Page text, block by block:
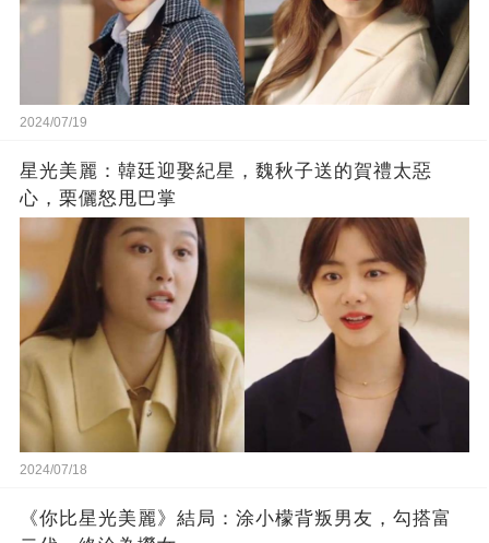
2024/07/19
星光美麗：韓廷迎娶紀星，魏秋子送的賀禮太惡
心，栗儷怒甩巴掌
2024/07/18
《你比星光美麗》結局：涂小檬背叛男友，勾搭富